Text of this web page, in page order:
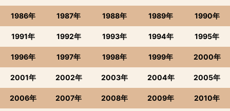
1986年 1987年 1988年 1989年 1990年
1991年 1992年 1993年 1994年 1995年
1996年 1997年 1998年 1999年 2000年
2001年 2002年 2003年 2004年 2005年
2006年 2007年 2008年 2009年 2010年